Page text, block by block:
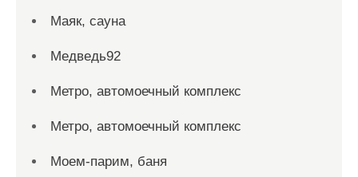
Маяк, сауна
Медведь92
Метро, автомоечный комплекс
Метро, автомоечный комплекс
Моем-парим, баня